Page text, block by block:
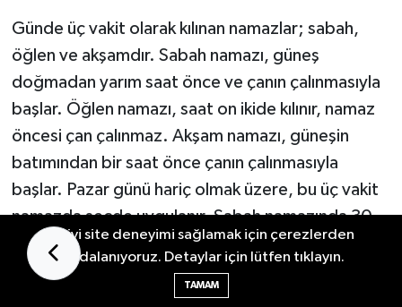
Günde üç vakit olarak kılınan namazlar; sabah,
öğlen ve akşamdır. Sabah namazı, güneş
doğmadan yarım saat önce ve çanın çalınmasıyla
başlar. Öğlen namazı, saat on ikide kılınır, namaz
öncesi çan çalınmaz. Akşam namazı, güneşin
batımından bir saat önce çanın çalınmasıyla
başlar. Pazar günü hariç olmak üzere, bu üç vakit
namazda secde uygulanır. Sabah namazında 30
rekat, öğlen namazında 18 rekat, akşam
namazında 18 rekat olmak üzere günlük 66
rekatlık secde uygulanır. Büyük oruç döneminde,
En iyi site deneyimi sağlamak için çerezlerden
faydalanıyoruz. Detaylar için lütfen tıklayın.
TAMAM